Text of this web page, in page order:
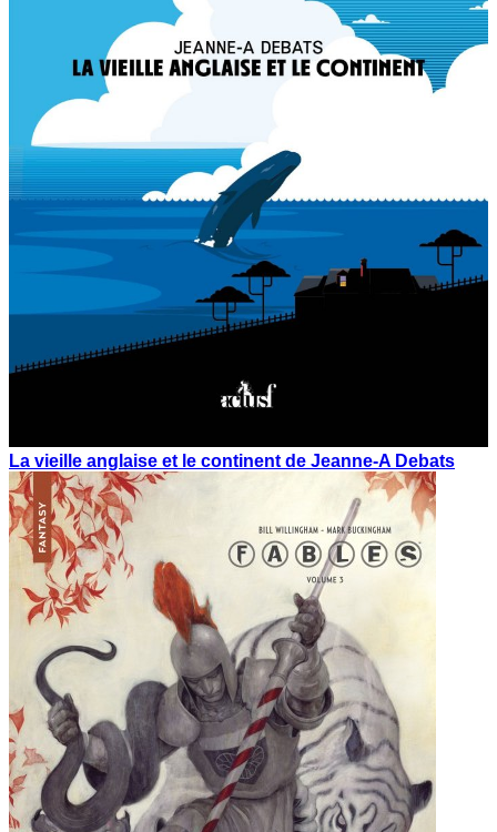
La vieille anglaise et le continent de Jeanne-A Debats